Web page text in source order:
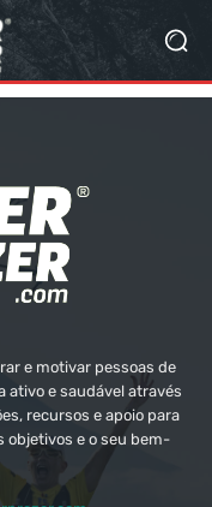
e motivar pessoas de
ativo e saudável através
recursos e apoio para
objetivos e o seu bem-